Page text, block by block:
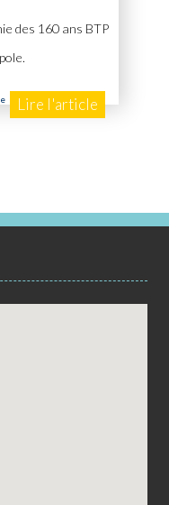
des 160 ans BTP
Lire l'article